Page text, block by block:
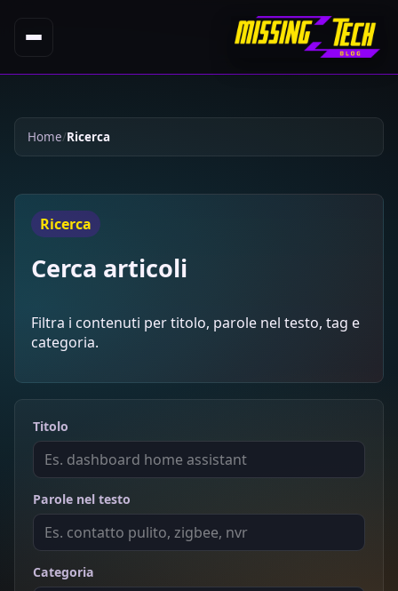
Home Ricerca
Ricerca
Cerca articoli
Filtra i contenuti per titolo, parole nel testo, tag e
categoria.
Titolo
Parole nel testo
Categoria